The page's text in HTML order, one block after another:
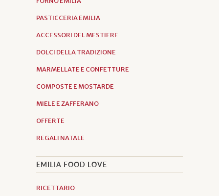
PASTICCERIA EMILIA
ACCESSORI DEL MESTIERE
DOLCI DELLA TRADIZIONE
MARMELLATE E CONFETTURE
COMPOSTE E MOSTARDE
MIELE E ZAFFERANO
OFFERTE
REGALI NATALE
EMILIA FOOD LOVE
RICETTARIO